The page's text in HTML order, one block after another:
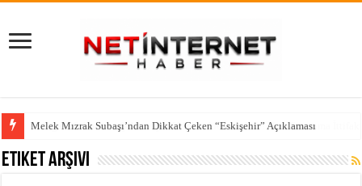
Melek Mızrak Subaşı’ndan Dikkat Çeken “Eskişehir” Açıklaması
Etiket Arşivi